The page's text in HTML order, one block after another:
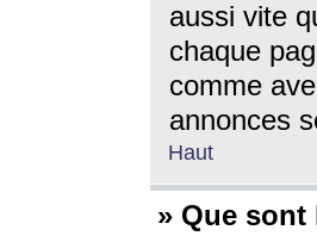
aussi vite
chaque
comme
annonces
Haut
» Que